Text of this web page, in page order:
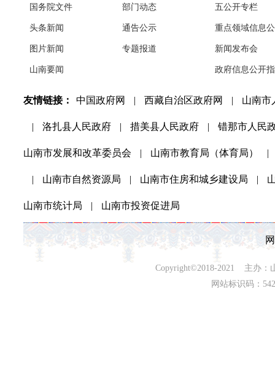
国务院文件
头条新闻
图片新闻
山南要闻
部门动态
通告公示
专题报道
五公开专栏
重点领域信息
新闻发布会
政府信息公开
友情链接： 中国政府网 | 西藏自治区政府网 | 山南市
| 洛扎县人民政府 | 措美县人民政府 | 错那市人民
山南市发展和改革委员会 | 山南市教育局（体育局） |
| 山南市自然资源局 | 山南市住房和城乡建设局 |
山南市统计局 | 山南市投资促进局
Copyright©2018-2021 主办：
网站标识码：